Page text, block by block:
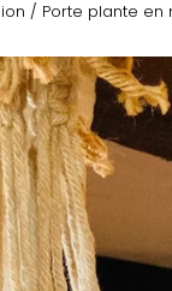
/ Porte plante